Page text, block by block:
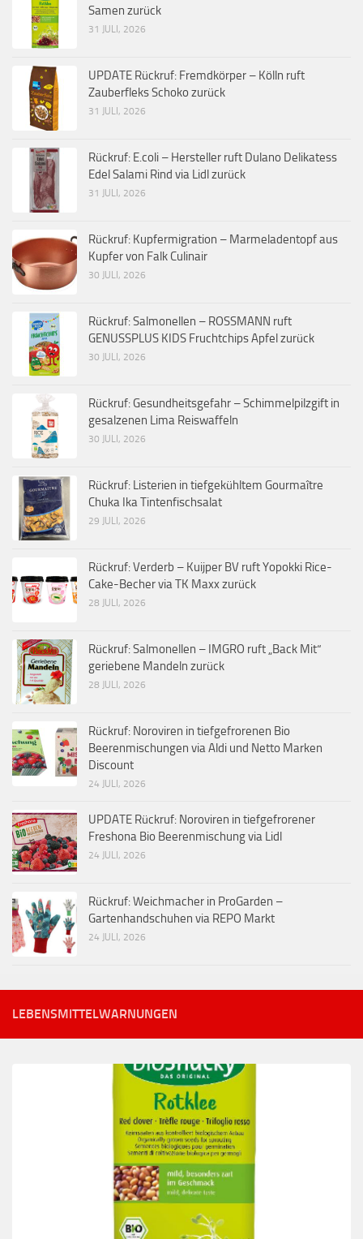
Samen zurück
31 JULI, 2026
UPDATE Rückruf: Fremdkörper – Kölln ruft
Zauberfleks Schoko zurück
31 JULI, 2026
Rückruf: E.coli – Hersteller ruft Dulano Delikatess
Edel Salami Rind via Lidl zurück
31 JULI, 2026
Rückruf: Kupfermigration – Marmeladentopf aus
Kupfer von Falk Culinair
30 JULI, 2026
Rückruf: Salmonellen – ROSSMANN ruft
GENUSSPLUS KIDS Fruchtchips Apfel zurück
30 JULI, 2026
Rückruf: Gesundheitsgefahr – Schimmelpilzgift in
gesalzenen Lima Reiswaffeln
30 JULI, 2026
Rückruf: Listerien in tiefgekühltem Gourmaître
Chuka Ika Tintenfischsalat
29 JULI, 2026
Rückruf: Verderb – Kuijper BV ruft Yopokki Rice-
Cake-Becher via TK Maxx zurück
28 JULI, 2026
Rückruf: Salmonellen – IMGRO ruft „Back Mit“
geriebene Mandeln zurück
28 JULI, 2026
Rückruf: Noroviren in tiefgefrorenen Bio
Beerenmischungen via Aldi und Netto Marken
Discount
24 JULI, 2026
UPDATE Rückruf: Noroviren in tiefgefrorener
Freshona Bio Beerenmischung via Lidl
24 JULI, 2026
Rückruf: Weichmacher in ProGarden –
Gartenhandschuhen via REPO Markt
24 JULI, 2026
LEBENSMITTELWARNUNGEN